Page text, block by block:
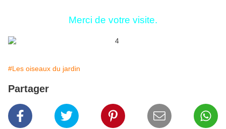
Merci de votre visite.
#Les oiseaux du jardin
Partager